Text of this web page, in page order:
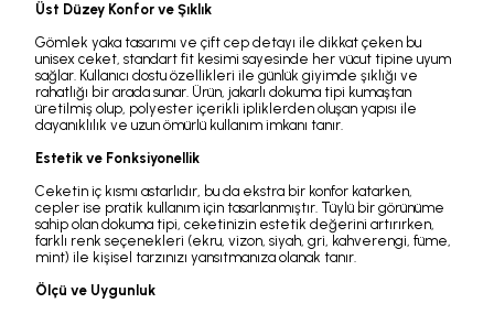
Üst Düzey Konfor ve Şıklık
Gömlek yaka tasarımı ve çift cep detayı ile dikkat çeken bu
unisex ceket, standart fit kesimi sayesinde her vücut tipine uyum
sağlar. Kullanıcı dostu özellikleri ile günlük giyimde şıklığı ve
rahatlığı bir arada sunar. Ürün, jakarlı dokuma tipi kumaştan
üretilmiş olup, polyester içerikli ipliklerden oluşan yapısı ile
dayanıklılık ve uzun ömürlü kullanım imkanı tanır.
Estetik ve Fonksiyonellik
Ceketin iç kısmı astarlıdır, bu da ekstra bir konfor katarken,
cepler ise pratik kullanım için tasarlanmıştır. Tüylü bir görünüme
sahip olan dokuma tipi, ceketinizin estetik değerini artırırken,
farklı renk seçenekleri (ekru, vizon, siyah, gri, kahverengi, füme,
mint) ile kişisel tarzınızı yansıtmanıza olanak tanır.
Ölçü ve Uygunluk